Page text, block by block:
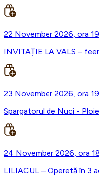
22 November 2026, ora
INVITAȚIE LA VALS –
23 November 2026, ora
Spargatorul de Nuci -
24 November 2026, ora
LILIACUL – Operetă în 3